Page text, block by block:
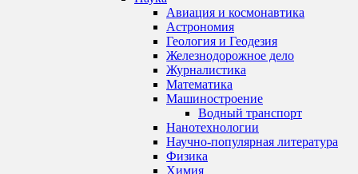
Авиация и космонавтика
Астрономия
Геология и Геодезия
Железнодорожное дело
Журналистика
Математика
Машиностроение
Водный транспорт
Нанотехнологии
Научно-популярная литература
Физика
Химия